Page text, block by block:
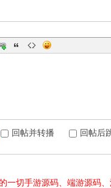
回帖并转播 回帖后
一切手游源码、端游源码